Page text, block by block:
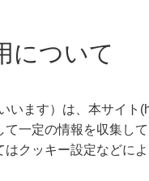
について
います）は、本サイ
て一定の情報を収集し
クッキー設定などに